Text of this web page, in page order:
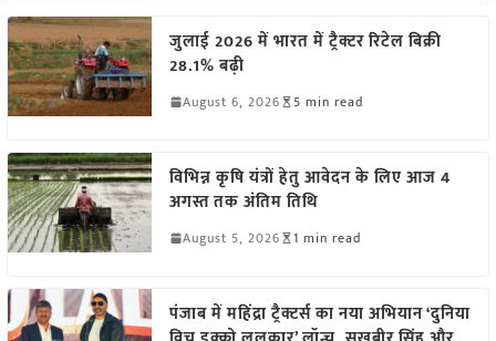
जुलाई 2026 में भारत में ट्रैक्टर रिटेल बिक्री
28.1% बढ़ी
August 6, 2026 5 min read
विभिन्न कृषि यंत्रों हेतु आवेदन के लिए आज 4
अगस्त तक अंतिम तिथि
August 5, 2026 1 min read
पंजाब में महिंद्रा ट्रैक्टर्स का नया अभियान ‘दुनिया